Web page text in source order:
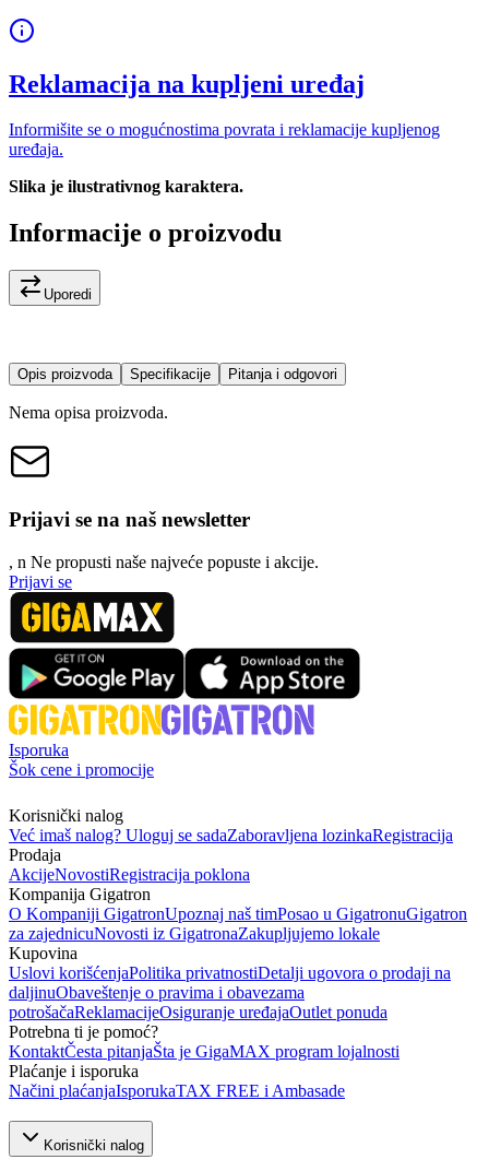
Reklamacija na kupljeni uređaj
Informišite se o mogućnostima povrata i reklamacije kupljenog
uređaja.
Slika je ilustrativnog karaktera.
Informacije o proizvodu
Uporedi
Opis proizvoda Specifikacije Pitanja i odgovori
Nema opisa proizvoda.
Prijavi se na naš newsletter
, n Ne propusti naše najveće popuste i akcije.
Prijavi se
Isporuka
Šok cene i promocije
Korisnički nalog
Već imaš nalog? Uloguj se sadaZaboravljena lozinkaRegistracija
Prodaja
AkcijeNovostiRegistracija poklona
Kompanija Gigatron
O Kompaniji GigatronUpoznaj naš timPosao u GigatronuGigatron
za zajednicuNovosti iz GigatronaZakupljujemo lokale
Kupovina
Uslovi korišćenjaPolitika privatnostiDetalji ugovora o prodaji na
daljinuObaveštenje o pravima i obavezama
potrošačaReklamacijeOsiguranje uređajaOutlet ponuda
Potrebna ti je pomoć?
KontaktČesta pitanjaŠta je GigaMAX program lojalnosti
Plaćanje i isporuka
Načini plaćanjaIsporukaTAX FREE i Ambasade
Korisnički nalog